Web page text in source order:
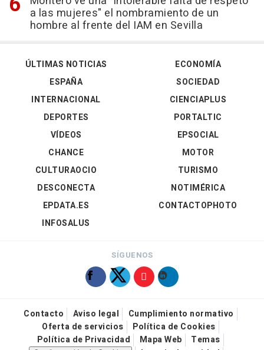
a las mujeres" el nombramiento de un
hombre al frente del IAM en Sevilla
ÚLTIMAS NOTICIAS
ESPAÑA
INTERNACIONAL
DEPORTES
VÍDEOS
ECONOMÍA
SOCIEDAD
CIENCIAPLUS
PORTALTIC
EPSOCIAL
CHANCE
CULTURAOCIO
DESCONECTA
EPDATA.ES
INFOSALUS
MOTOR
TURISMO
NOTIMÉRICA
CONTACTOPHOTO
SÍGUENOS
Contacto Aviso legal
Cumplimiento normativo
Oferta de servicios
Política de Cookies
Política de Privacidad
Mapa Web
Temas